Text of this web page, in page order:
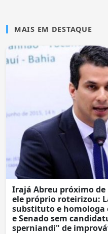
MAIS EM DESTAQUE
Irajá Abreu próximo
ele próprio roteirizou:
substituto e homologa
e Senado sem
sperniandi" de